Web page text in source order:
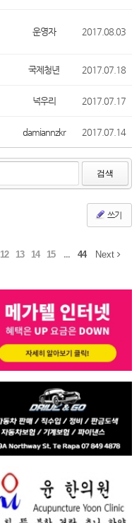
운영자 2017.08.03
국제청년 2017.07.18
넉우리 2017.07.17
damiannzkr 2017.07.14
검색
쓰기
12 13 14 15 ... 44 Next